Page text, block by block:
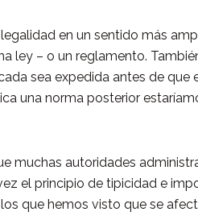
en un sentido más
ley – o un reglamento.
sea expedida antes de que
una norma posterior
muchas autoridades
el principio de tipicidad e
que hemos visto que se